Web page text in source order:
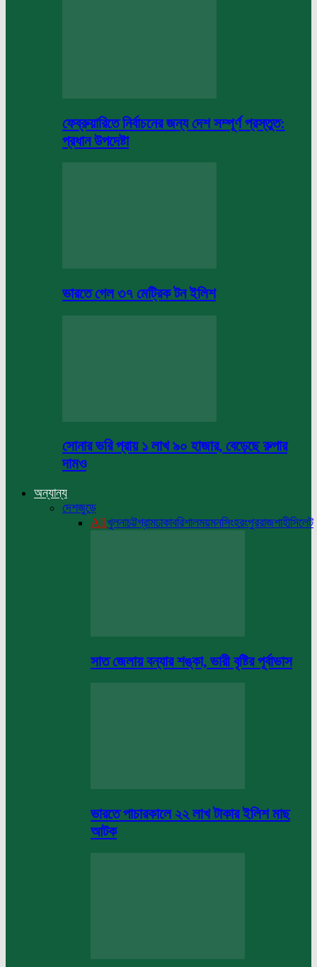
ফেব্রুয়ারিতে নির্বাচনের জন্য দেশ সম্পূর্ণ প্রস্তুত:
প্রধান উপদেষ্টা
ভারতে গেল ৩৭ মেট্রিক টন ইলিশ
সোনার ভরি প্রায় ১ লাখ ৯০ হাজার, বেড়েছে রুপার
দামও
অন্যান্য
দেশজুড়ে
Allখুলনাচট্টগ্রামঢাকাবরিশালময়মনসিংহরংপুররাজশাহীসিলেট
সাত জেলায় বন্যার শঙ্কা, ভারী বৃষ্টির পূর্বাভাস
ভারতে পাচারকালে ২২ লাখ টাকার ইলিশ মাছ
আটক